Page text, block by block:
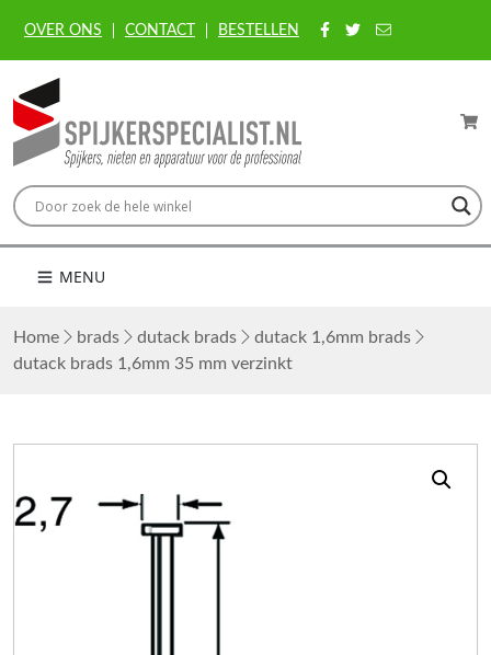
OVER ONS CONTACT BESTELLEN
MENU
Home brads dutack brads
dutack 1,6mm brads
dutack brads 1,6mm 35 mm verzinkt